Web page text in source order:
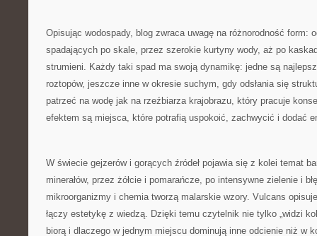
Opisując wodospady, blog zwraca uwagę na różnorodność form:
spadających po skale, przez szerokie kurtyny wody, aż po
strumieni. Każdy taki spad ma swoją dynamikę: jedne są
roztopów, jeszcze inne w okresie suchym, gdy odsłania się
patrzeć na wodę jak na rzeźbiarza krajobrazu, który pracuje
efektem są miejsca, które potrafią uspokoić, zachwycić i dodać
W świecie gejzerów i gorących źródeł pojawia się z kolei temat
minerałów, przez żółcie i pomarańcze, po intensywne zielenie i
mikroorganizmy i chemia tworzą malarskie wzory. Vulcans
łączy estetykę z wiedzą. Dzięki temu czytelnik nie tylko „widzi
biorą i dlaczego w jednym miejscu dominują inne odcienie niż w